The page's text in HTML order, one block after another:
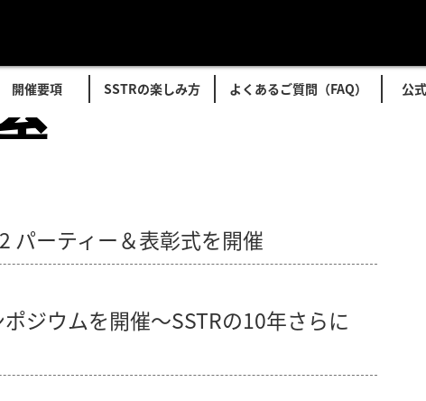
開催要項 SSTRの楽しみ方 よくあるご質問（FAQ） 公
パーティー＆表彰式を開催
ポジウムを開催～SSTRの10年さらに